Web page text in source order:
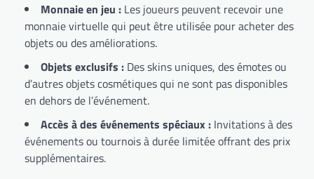
Monnaie en jeu : Les joueurs peuvent recevoir une
monnaie virtuelle qui peut être utilisée pour acheter des
objets ou des améliorations.
Objets exclusifs : Des skins uniques, des émotes ou
d’autres objets cosmétiques qui ne sont pas disponibles
en dehors de l’événement.
Accès à des événements spéciaux : Invitations à des
événements ou tournois à durée limitée offrant des prix
supplémentaires.